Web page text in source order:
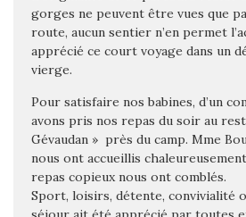
gorges ne peuvent être vues que
route, aucun sentier n’en permet
apprécié ce court voyage dans un
vierge.
Pour satisfaire nos babines, d’un
avons pris nos repas du soir au
Gévaudan » près du camp. Mme
nous ont accueillis
repas copieux nous ont comblés.
Sport, loisirs, détente, convivialité